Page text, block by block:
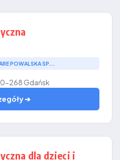
POWALSKA SP...
268 Gdańsk
➔
dla dzieci i